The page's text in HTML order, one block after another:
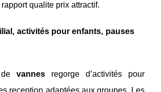
qualite prix attractif.
activités pour enfants, pauses
devannes regorge d’activités pour
reception adaptées aux groupes. Les